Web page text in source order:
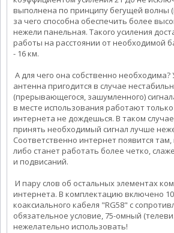
выполнена по принципу бегущей волны
за чего способна обеспечить более
нежели панельная. Такого усиления
работы на расстоянии от необходимой
- 16 км.
А для чего она собственно
антенна пригодится в случае
(прерывающегося, зашумленного)
в месте использования работают
интернета не дождешься. В таком
принять необходимый сигнал лучше
Соответственно интернет появится там,
либо станет работать более четко,
и подвисаний.
И пару слов об остальных элементах
интернета. В комплектацию включено
коаксиального кабеля "RG58" с
обязательное условие, 75-омный
нежелательно использовать!